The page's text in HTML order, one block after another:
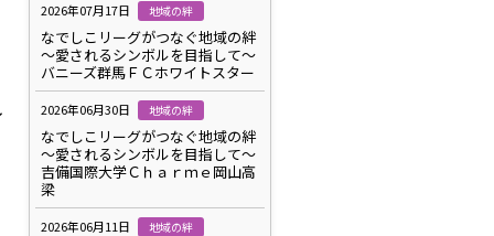
2026年07月17日 地域の絆
なでしこリーグがつなぐ地域の絆
～愛されるシンボルを目指して～
バニーズ群馬ＦＣホワイトスター
2026年06月30日 地域の絆
なでしこリーグがつなぐ地域の絆
～愛されるシンボルを目指して～
吉備国際大学Ｃｈａｒｍｅ岡山高
梁
2026年06月11日 地域の絆